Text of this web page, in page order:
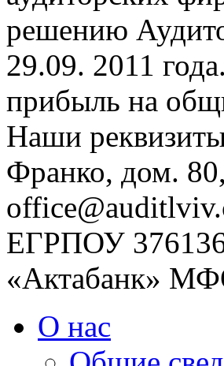
решению
29.09. 2011
прибыль на
Наши
Франко, дом.
ЕГРПОУ
«Актабанк»
О нас